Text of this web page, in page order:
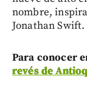
nombre,
Jonathan Swift.
Para conocer
revés de